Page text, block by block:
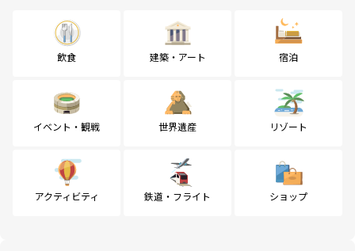
飲食 建築・アート 宿泊
イベント・観戦 世界遺産 リゾート
アクティビティ 鉄道・フライト ショップ